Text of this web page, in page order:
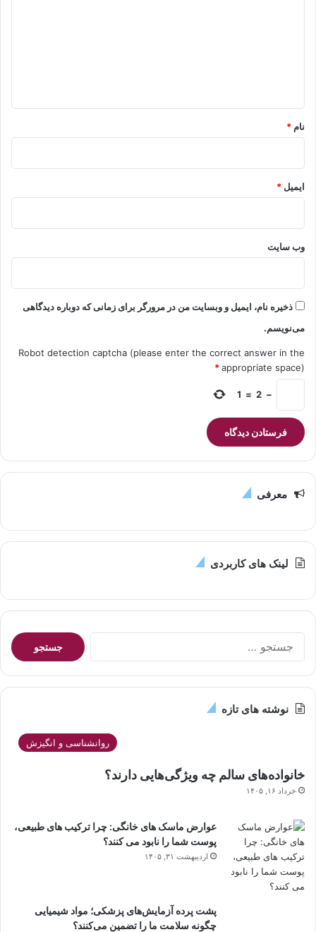
نام *
ایمیل *
وب‌ سایت
ذخیره نام، ایمیل و وبسایت من در مرورگر برای زمانی که دوباره دیدگاهی
می‌نویسم.
Robot detection captcha (please enter the correct answer in the
appropriate space)
*
−
2
=
1
معرفی
لینک های کاربردی
جستجو
برای:
نوشته های تازه
روانشناسی و انگیزش
خانواده‌های سالم چه ویژگی‌هایی دارند؟
خرداد ۱۶, ۱۴۰۵
عوارض ماسک های خانگی: چرا ترکیب های طبیعی،
پوست شما را نابود می کنند؟
اردیبهشت ۳۱, ۱۴۰۵
پشت پرده آزمایش‌های پزشکی؛ مواد شیمیایی
چگونه سلامت ما را تضمین می‌کنند؟